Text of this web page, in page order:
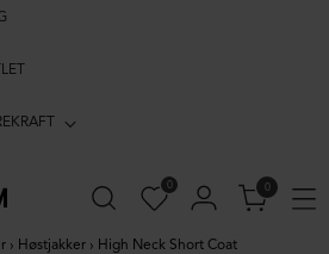
0 0
› Høstjakker › High Neck Short Coat